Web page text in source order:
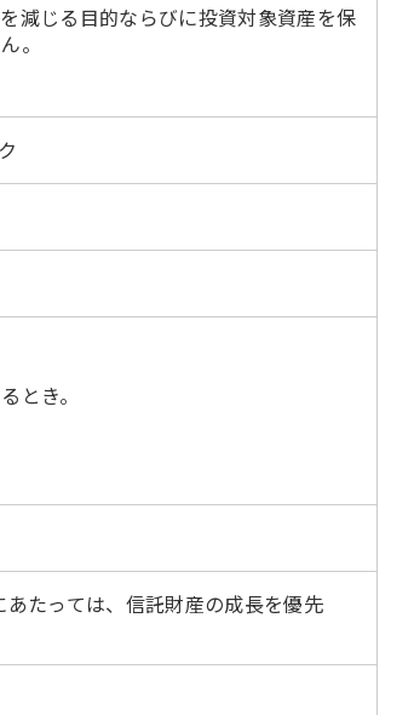
減じる目的ならびに投資対象資産を保
。
とき。
たっては、信託財産の成長を優先